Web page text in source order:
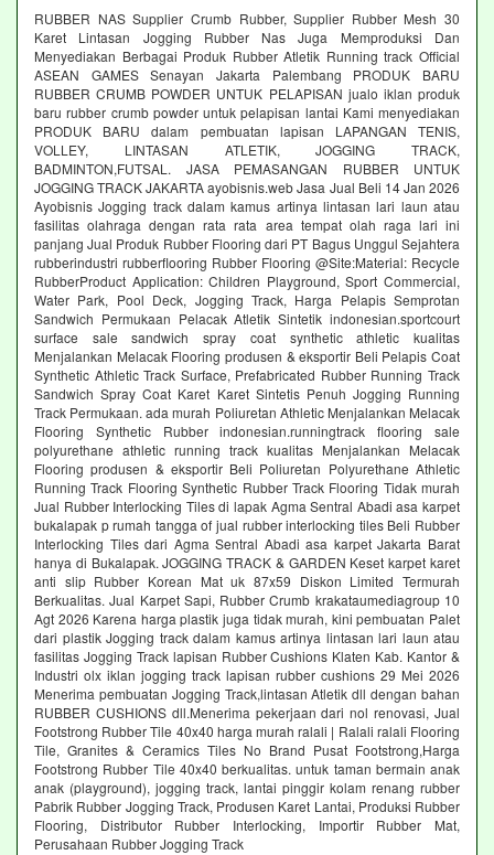
RUBBER NAS Supplier Crumb Rubber, Supplier Rubber Mesh 30
Karet Lintasan Jogging Rubber Nas Juga Memproduksi Dan
Menyediakan Berbagai Produk Rubber Atletik Running track Official
ASEAN GAMES Senayan Jakarta Palembang PRODUK BARU
RUBBER CRUMB POWDER UNTUK PELAPISAN jualo iklan produk
baru rubber crumb powder untuk pelapisan lantai Kami menyediakan
PRODUK BARU dalam pembuatan lapisan LAPANGAN TENIS,
VOLLEY, LINTASAN ATLETIK, JOGGING TRACK,
BADMINTON,FUTSAL. JASA PEMASANGAN RUBBER UNTUK
JOGGING TRACK JAKARTA ayobisnis.web Jasa Jual Beli 14 Jan 2026
Ayobisnis Jogging track dalam kamus artinya lintasan lari laun atau
fasilitas olahraga dengan rata rata area tempat olah raga lari ini
panjang Jual Produk Rubber Flooring dari PT Bagus Unggul Sejahtera
rubberindustri rubberflooring Rubber Flooring @Site:Material: Recycle
RubberProduct Application: Children Playground, Sport Commercial,
Water Park, Pool Deck, Jogging Track, Harga Pelapis Semprotan
Sandwich Permukaan Pelacak Atletik Sintetik indonesian.sportcourt
surface sale sandwich spray coat synthetic athletic kualitas
Menjalankan Melacak Flooring produsen & eksportir Beli Pelapis Coat
Synthetic Athletic Track Surface, Prefabricated Rubber Running Track
Sandwich Spray Coat Karet Karet Sintetis Penuh Jogging Running
Track Permukaan. ada murah Poliuretan Athletic Menjalankan Melacak
Flooring Synthetic Rubber indonesian.runningtrack flooring sale
polyurethane athletic running track kualitas Menjalankan Melacak
Flooring produsen & eksportir Beli Poliuretan Polyurethane Athletic
Running Track Flooring Synthetic Rubber Track Flooring Tidak murah
Jual Rubber Interlocking Tiles di lapak Agma Sentral Abadi asa karpet
bukalapak p rumah tangga of jual rubber interlocking tiles Beli Rubber
Interlocking Tiles dari Agma Sentral Abadi asa karpet Jakarta Barat
hanya di Bukalapak. JOGGING TRACK & GARDEN Keset karpet karet
anti slip Rubber Korean Mat uk 87x59 Diskon Limited Termurah
Berkualitas. Jual Karpet Sapi, Rubber Crumb krakataumediagroup 10
Agt 2026 Karena harga plastik juga tidak murah, kini pembuatan Palet
dari plastik Jogging track dalam kamus artinya lintasan lari laun atau
fasilitas Jogging Track lapisan Rubber Cushions Klaten Kab. Kantor &
Industri olx iklan jogging track lapisan rubber cushions 29 Mei 2026
Menerima pembuatan Jogging Track,lintasan Atletik dll dengan bahan
RUBBER CUSHIONS dll.Menerima pekerjaan dari nol renovasi, Jual
Footstrong Rubber Tile 40x40 harga murah ralali | Ralali ralali Flooring
Tile, Granites & Ceramics Tiles No Brand Pusat Footstrong,Harga
Footstrong Rubber Tile 40x40 berkualitas. untuk taman bermain anak
anak (playground), jogging track, lantai pinggir kolam renang rubber
Pabrik Rubber Jogging Track, Produsen Karet Lantai, Produksi Rubber
Flooring, Distributor Rubber Interlocking, Importir Rubber Mat,
Perusahaan Rubber Jogging Track